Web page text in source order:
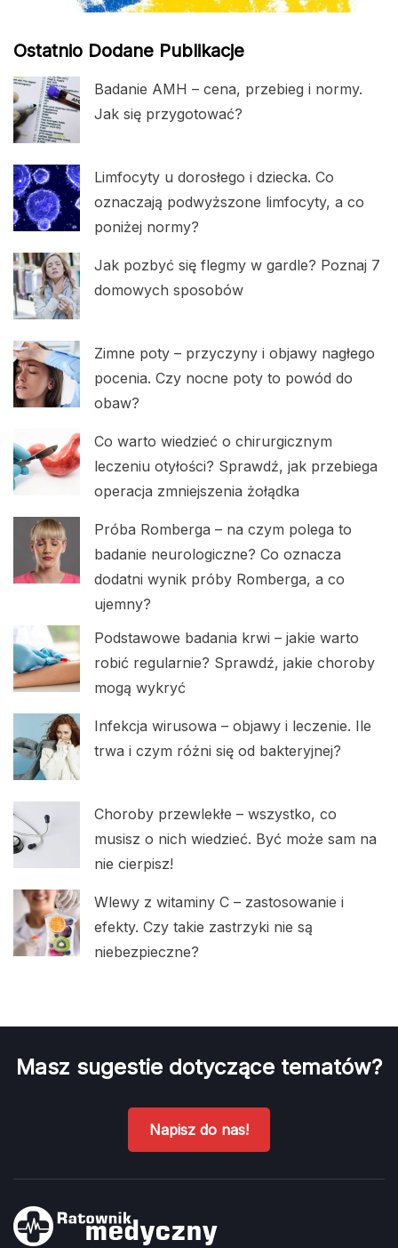
Ostatnio Dodane Publikacje
Badanie AMH – cena, przebieg i normy.
Jak się przygotować?
Limfocyty u dorosłego i dziecka. Co
oznaczają podwyższone limfocyty, a co
poniżej normy?
Jak pozbyć się flegmy w gardle? Poznaj 7
domowych sposobów
Zimne poty – przyczyny i objawy nagłego
pocenia. Czy nocne poty to powód do
obaw?
Co warto wiedzieć o chirurgicznym
leczeniu otyłości? Sprawdź, jak przebiega
operacja zmniejszenia żołądka
Próba Romberga – na czym polega to
badanie neurologiczne? Co oznacza
dodatni wynik próby Romberga, a co
ujemny?
Podstawowe badania krwi – jakie warto
robić regularnie? Sprawdź, jakie choroby
mogą wykryć
Infekcja wirusowa – objawy i leczenie. Ile
trwa i czym różni się od bakteryjnej?
Choroby przewlekłe – wszystko, co
musisz o nich wiedzieć. Być może sam na
nie cierpisz!
Wlewy z witaminy C – zastosowanie i
efekty. Czy takie zastrzyki nie są
niebezpieczne?
Masz sugestie dotyczące tematów?
Napisz do nas!